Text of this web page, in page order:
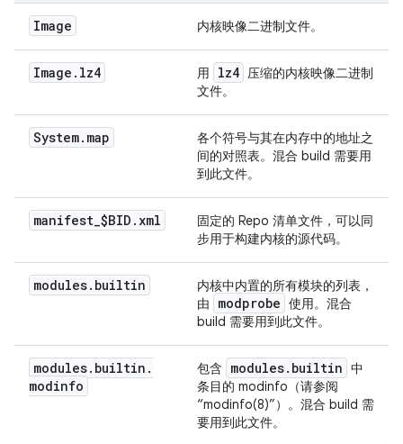
Image 内核映像二进制文件。
Image . lz4 用 lz4 压缩的内核映像二进制
文件。
System. map
各个符号与其在内存中的地址之
间的对照表。混合 build 需要用
到此文件。
manifest_$BID . xml
固定的 Repo 清单文件，可以同
步用于构建内核的源代码。
modules. builtin
内核中内置的所有模块的列表，
由
modprobe 使用。混合
build 需要用到此文件。
modules. builtin .
modinfo
包含 modules. builtin 中
条目的 modinfo（请参阅
“modinfo(8)”）。混合 build 需
要用到此文件。